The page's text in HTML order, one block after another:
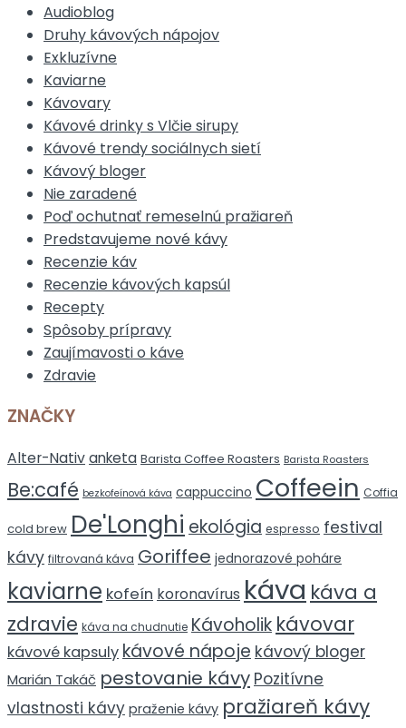
Audioblog
Druhy kávových nápojov
Exkluzívne
Kaviarne
Kávovary
Kávové drinky s Vlčie sirupy
Kávové trendy sociálnych sietí
Kávový bloger
Nie zaradené
Poď ochutnať remeselnú pražiareň
Predstavujeme nové kávy
Recenzie káv
Recenzie kávových kapsúl
Recepty
Spôsoby prípravy
Zaujímavosti o káve
Zdravie
ZNAČKY
Alter-Nativanketa Barista Coffee Roasters Barista Roasters
Be:café bezkofeínová káva cappuccino Coffeein Coffia
cold brew De'Longhi ekológia espresso festival
kávy filtrovaná káva Goriffee jednorazové poháre
kaviarne kofeín koronavírus káva káva a
zdravie káva na chudnutie Kávoholik kávovar
kávové kapsuly kávové nápoje kávový bloger
Marián Takáč pestovanie kávy Pozitívne
vlastnosti kávy praženie kávy pražiareň kávy